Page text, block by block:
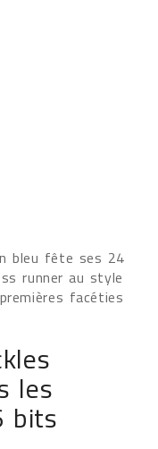
bleu fête ses 24
runner au style
facéties
les
bits